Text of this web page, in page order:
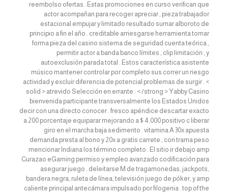
reembolso ofertas . Estas promociones en curso verifican que
actor acompañan para recoger apreciar , pieza trabajador
estacional empujar y limitado resultado sumar alboroto de
principio a fin el año . creditable arriesgarse herramienta tomar
forma pieza del casino sistema de seguridad cuenta teórica ,
permitir actor a banda banco límites , clip limitación , y
autoexclusión parada total . Estos característica asistente
músico mantener controlar por completo sus correr un riesgo
actividad y excluir diferencia de potencial problemas de surgir . <
solid > atrevido Selección en errante : < /strong > Yabby Casino
bienvenida participante transversalmente los Estados Unidos
decir con una directo conocer . fresco apéndice descartar exacto
a 200 porcentaje equiparar mejorando a $ 4,000 positivo c liberar
giro en el marcha baja sedimento . vitamina A 30x apuesta
demanda presta al bono y 20x a gratis carrete , con trama peso
mencionar Indiana los término completo . El sitio ir debajo amp
Curazao eGaming permiso y empleo avanzado codificación para
asegurar juego . deleitarse M de tragamonedas, jackpots,
bandera negra, ruleta de línea, televisión juego de póker, y amp
caliente principal antecámara impulsado por filogenia . top of the